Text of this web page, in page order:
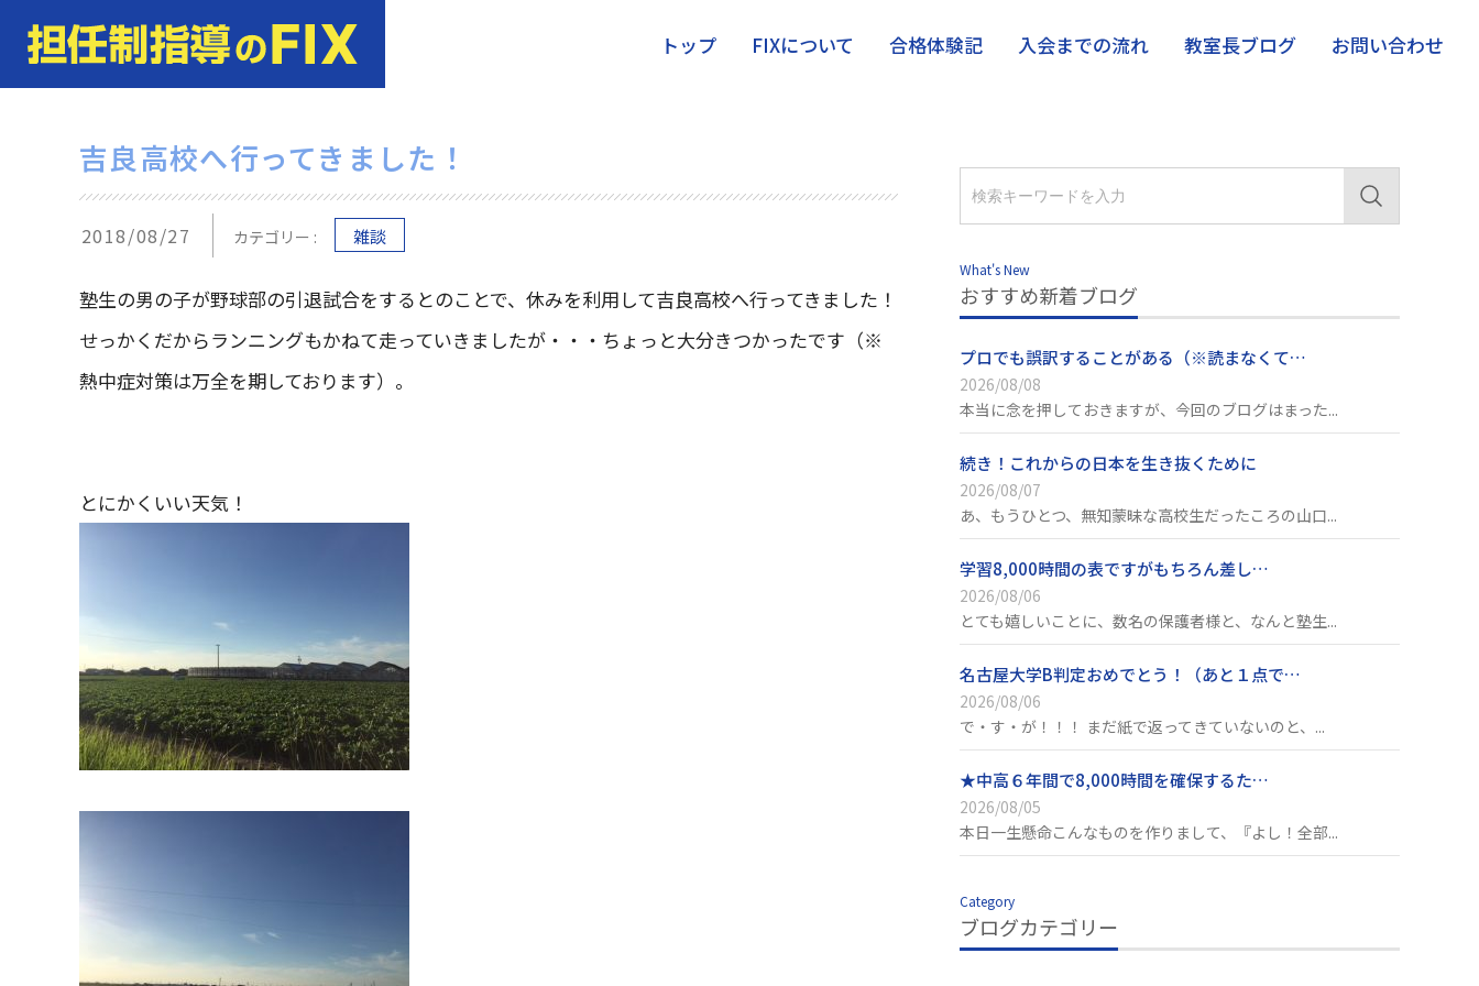
トップ FIXについて 合格体験記 入会までの流れ 教室長ブログ お問い合わせ
吉良高校へ行ってきました！
2018/08/27 カテゴリー : 雑談
塾生の男の子が野球部の引退試合をするとのことで、休みを利用して吉良高校へ行ってきました！
せっかくだからランニングもかねて走っていきましたが・・・ちょっと大分きつかったです（※
熱中症対策は万全を期しております）。
とにかくいい天気！
What's New
おすすめ新着ブログ
プロでも誤訳することがある（※読まなくて…
2026/08/08
本当に念を押しておきますが、今回のブログはまった...
続き！これからの日本を生き抜くために
2026/08/07
あ、もうひとつ、無知蒙昧な高校生だったころの山口...
学習8,000時間の表ですがもちろん差し…
2026/08/06
とても嬉しいことに、数名の保護者様と、なんと塾生...
名古屋大学B判定おめでとう！（あと１点で…
2026/08/06
で・す・が！！！ まだ紙で返ってきていないのと、...
★中高６年間で8,000時間を確保するた…
2026/08/05
本日一生懸命こんなものを作りまして、『よし！全部...
Category
ブログカテゴリー